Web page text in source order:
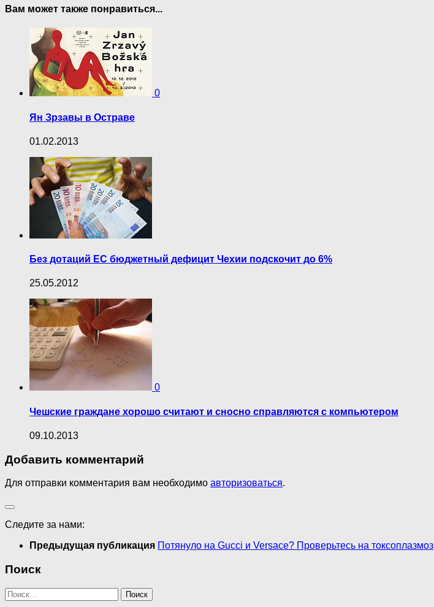
Вам может также понравиться...
0
Ян Зрзавы в Остраве
01.02.2013
Без дотаций ЕС бюджетный дефицит Чехии подскочит до 6%
25.05.2012
0
Чешские граждане хорошо считают и сносно справляются с компьютером
09.10.2013
Добавить комментарий
Для отправки комментария вам необходимо авторизоваться.
Следите за нами:
Предыдущая публикация Потянуло на Gucci и Versace? Проверьтесь на токсоплазмоз
Поиск
Найти: